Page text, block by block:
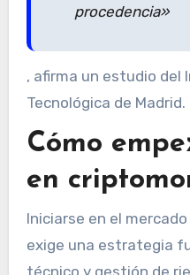
procedencia»
, afirma un estudio
Tecnológica de Madrid.
Cómo
en
Iniciarse en el
exige una estrategia
técnico y gestión de